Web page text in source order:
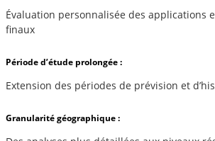
Évaluation personnalisée des applications
finaux
Période d’étude prolongée :
Extension des périodes de prévision et
Granularité géographique :